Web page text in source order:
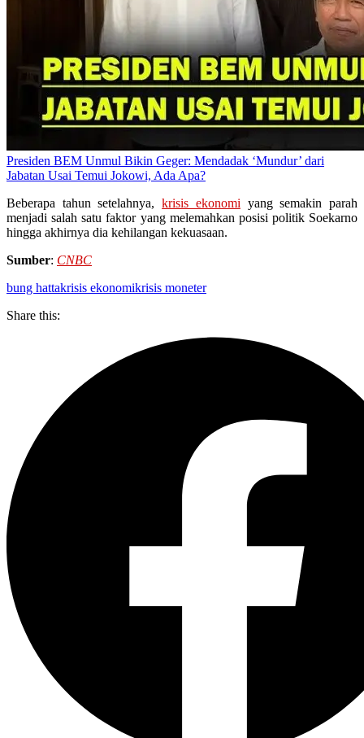
Presiden BEM Unmul Bikin Geger: Mendadak ‘Mundur’ dari
Jabatan Usai Temui Jokowi, Ada Apa?
Beberapa tahun setelahnya,krisis ekonomi yang semakin parah
menjadi salah satu faktor yang melemahkan posisi politik Soekarno
hingga akhirnya dia kehilangan kekuasaan.
Sumber: CNBC
bung hattakrisis ekonomikrisis moneter
Share this: